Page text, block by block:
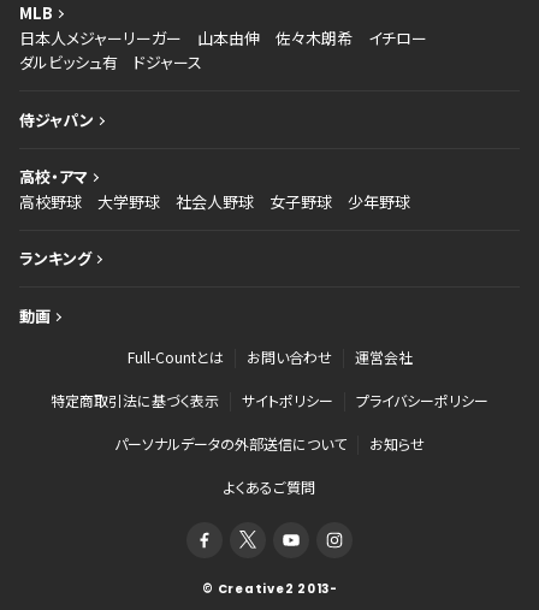
MLB
日本人メジャーリーガー
山本由伸 佐々木朗希
イチロー
ダルビッシュ有
ドジャース
侍ジャパン
高校・アマ
高校野球
大学野球 社会人野球 女子野球 少年野球
ランキング
動画
Full-Countとは お問い合わせ 運営会社
特定商取引法に基づく表示 サイトポリシー プライバシーポリシー
パーソナルデータの外部送信について お知らせ
よくあるご質問
© Creative2 2013-